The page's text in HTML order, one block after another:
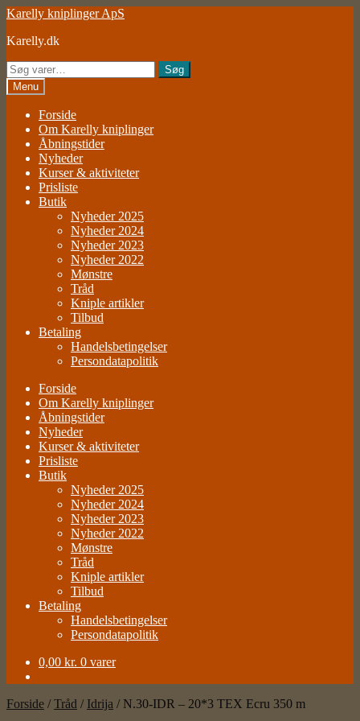
Spring
navigation
Spring
indhold
Karelly kniplinger ApS
Karelly.dk
Søg
efter:
Søg
Menu
Forside
Om Karelly kniplinger
Åbningstider
Nyheder
Kurser & aktiviteter
Prisliste
Butik
Nyheder 2025
Nyheder 2024
Nyheder 2023
Nyheder 2022
Mønstre
Tråd
Kniple artikler
Tilbud
Betaling
Handelsbetingelser
Persondatapolitik
Forside
Om Karelly kniplinger
Åbningstider
Nyheder
Kurser & aktiviteter
Prisliste
Butik
Nyheder 2025
Nyheder 2024
Nyheder 2023
Nyheder 2022
Mønstre
Tråd
Kniple artikler
Tilbud
Betaling
Handelsbetingelser
Persondatapolitik
0,00 kr. 0 varer
Forside /Tråd / Idrija / N.30-IDR – 20*3 TEX Ecru 350 m